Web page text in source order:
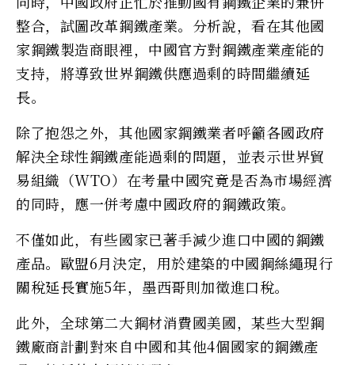
整合，試圖改革鋼鐵產業。分析說，看在其他國
家鋼鐵製造商眼裡，中國官方對鋼鐵產業產能的
支持，將導致世界鋼鐵供應過剩的時間繼續延
長。
除了抱怨之外，其他國家鋼鐵業者呼籲各國政府
解決全球性鋼鐵產能過剩的問題，並表示世界貿
易組織（WTO）在考量中國究竟是否為市場經濟
的同時，應一併考慮中國政府的鋼鐵政策。
不僅如此，有些國家已著手減少進口中國的鋼鐵
產品。歐盟6月決定，用於建築的中國鋼絲繩現行
關稅延長實施5年，墨西哥則加徵進口稅。
此外，全球第二大鋼材消費國美國，某些大型鋼
鐵廠商計劃對來自中國和其他4個國家的鋼鐵產